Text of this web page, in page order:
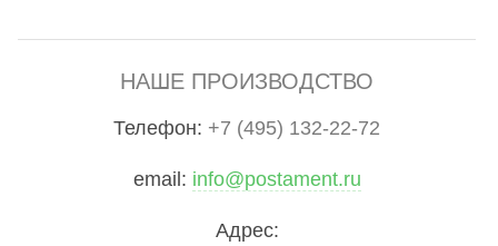
НАШЕ ПРОИЗВОДСТВО
Телефон: +7 (495) 132-22-72
email: info@postament.ru
Адрес: